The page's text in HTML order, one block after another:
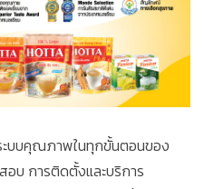
ะบบคุณภาพในทุกขั้นตอนของ
อบ การติดตั้งและบริการ